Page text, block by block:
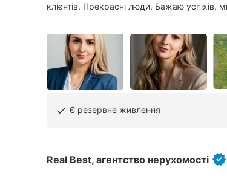
Тернопіль
клієнтів. Прекрасні люди. Бажаю успіхів,
done Є резервне живлення
Real Best, агентство нерухомості